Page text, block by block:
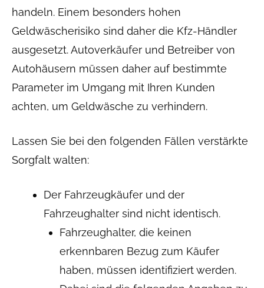
handeln. Einem besonders hohen
Geldwäscherisiko sind daher die Kfz-Händler
ausgesetzt. Autoverkäufer und Betreiber von
Autohäusern müssen daher auf bestimmte
Parameter im Umgang mit Ihren Kunden
achten, um Geldwäsche zu verhindern.
Lassen Sie bei den folgenden Fällen verstärkte
Sorgfalt walten:
Der Fahrzeugkäufer und der
Fahrzeughalter sind nicht identisch.
Fahrzeughalter, die keinen
erkennbaren Bezug zum Käufer
haben, müssen identifiziert werden.